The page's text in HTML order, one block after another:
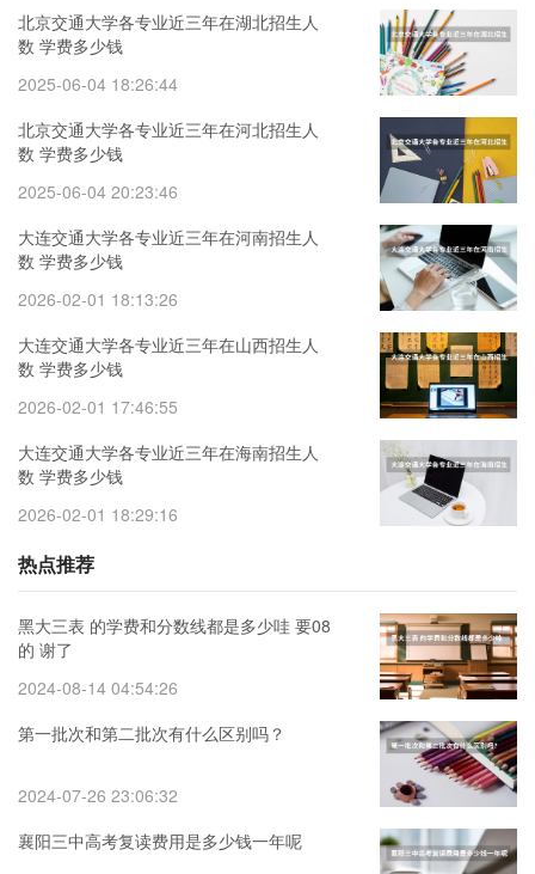
北京交通大学各专业近三年在湖北招生人
数 学费多少钱
2025-06-04 18:26:44
北京交通大学各专业近三年在河北招生人
数 学费多少钱
2025-06-04 20:23:46
大连交通大学各专业近三年在河南招生人
数 学费多少钱
2026-02-01 18:13:26
大连交通大学各专业近三年在山西招生人
数 学费多少钱
2026-02-01 17:46:55
大连交通大学各专业近三年在海南招生人
数 学费多少钱
2026-02-01 18:29:16
热点推荐
黑大三表 的学费和分数线都是多少哇 要08
的 谢了
2024-08-14 04:54:26
第一批次和第二批次有什么区别吗？
2024-07-26 23:06:32
襄阳三中高考复读费用是多少钱一年呢